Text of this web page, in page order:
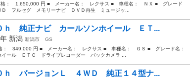
： 1,650,000 円 ■ メーカー名： レクサス ■ 車種名： ＮＸ ■ グレード
フルセグ メモリーナビ ＤＶＤ再生 ミュージッ...
ｈ 純正ナビ カールソンホイール ＥＴ...
新潟 新潟市
GS
： 349,000 円 ■ メーカー名： レクサス ■ 車種名： ＧＳ ■ グレード名：
ール ＥＴＣ ドライブレコーダー バックカメラ ...
ｈ バージョンＬ ４ＷＤ 純正１４型ナ...